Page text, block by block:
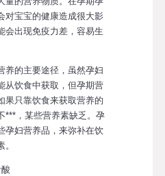
对宝宝的健康造成很大影
会出现免疫力差，容易生
的主要途径，虽然孕妇
从饮食中获取，但孕期营
果只靠饮食来获取营养的
***，某些营养素缺乏。孕
孕妇营养品，来弥补在饮